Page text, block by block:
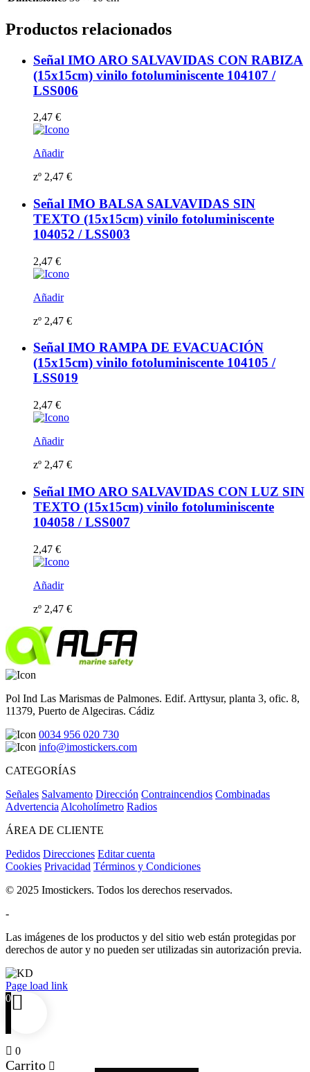
Productos relacionados
Señal IMO ARO SALVAVIDAS CON RABIZA
(15x15cm) vinilo fotoluminiscente 104107 /
LSS006
2,47 €
Añadir
zº 2,47 €
Señal IMO BALSA SALVAVIDAS SIN
TEXTO (15x15cm) vinilo fotoluminiscente
104052 / LSS003
2,47 €
Añadir
zº 2,47 €
Señal IMO RAMPA DE EVACUACIÓN
(15x15cm) vinilo fotoluminiscente 104105 /
LSS019
2,47 €
Añadir
zº 2,47 €
Señal IMO ARO SALVAVIDAS CON LUZ SIN
TEXTO (15x15cm) vinilo fotoluminiscente
104058 / LSS007
2,47 €
Añadir
zº 2,47 €
Pol Ind Las Marismas de Palmones. Edif. Arttysur, planta 3, ofic. 8,
11379, Puerto de Algeciras. Cádiz
0034 956 020 730
info@imostickers.com
CATEGORÍAS
Señales Salvamento Dirección Contraincendios Combinadas
Advertencia Alcoholímetro Radios
ÁREA DE CLIENTE
Pedidos Direcciones Editar cuenta
Cookies Privacidad Términos y Condiciones
© 2025 Imostickers. Todos los derechos reservados.
-
Las imágenes de los productos y del sitio web están protegidas por
derechos de autor y no pueden ser utilizadas sin autorización previa.
Facebook
Twitter
Instagram
Pinterest
Page load link
0
0
Carrito